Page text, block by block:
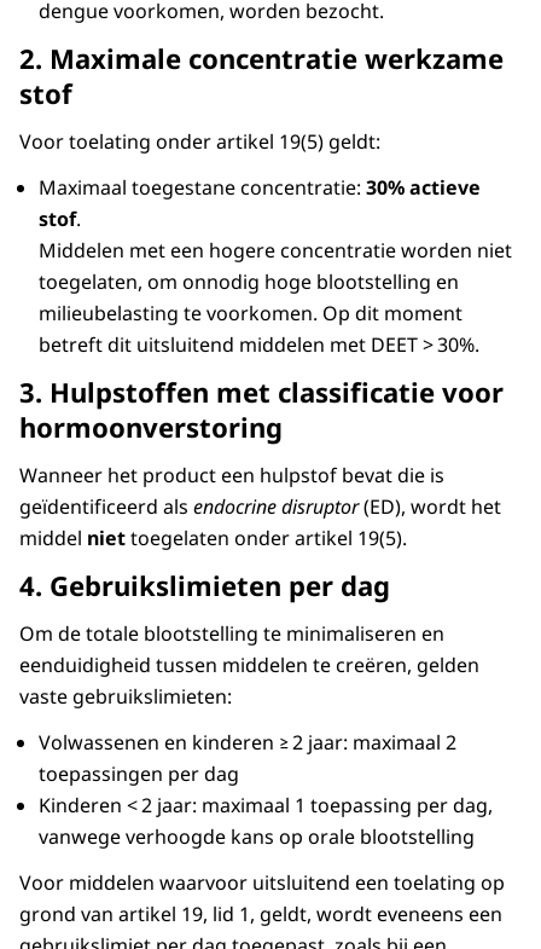
dengue voorkomen, worden bezocht.
2. Maximale concentratie werkzame
stof
Voor toelating onder artikel 19(5) geldt:
Maximaal toegestane concentratie: 30% actieve
stof.
Middelen met een hogere concentratie worden niet
toegelaten, om onnodig hoge blootstelling en
milieubelasting te voorkomen. Op dit moment
betreft dit uitsluitend middelen met DEET > 30%.
3. Hulpstoffen met classificatie voor
hormoonverstoring
Wanneer het product een hulpstof bevat die is
geïdentificeerd als endocrine disruptor(ED), wordt het
middel niettoegelaten onder artikel 19(5).
4. Gebruikslimieten per dag
Om de totale blootstelling te minimaliseren en
eenduidigheid tussen middelen te creëren, gelden
vaste gebruikslimieten:
Volwassenen en kinderen ≥ 2 jaar: maximaal 2
toepassingen per dag
Kinderen < 2 jaar: maximaal 1 toepassing per dag,
vanwege verhoogde kans op orale blootstelling
Voor middelen waarvoor uitsluitend een toelating op
grond van artikel 19, lid 1, geldt, wordt eveneens een